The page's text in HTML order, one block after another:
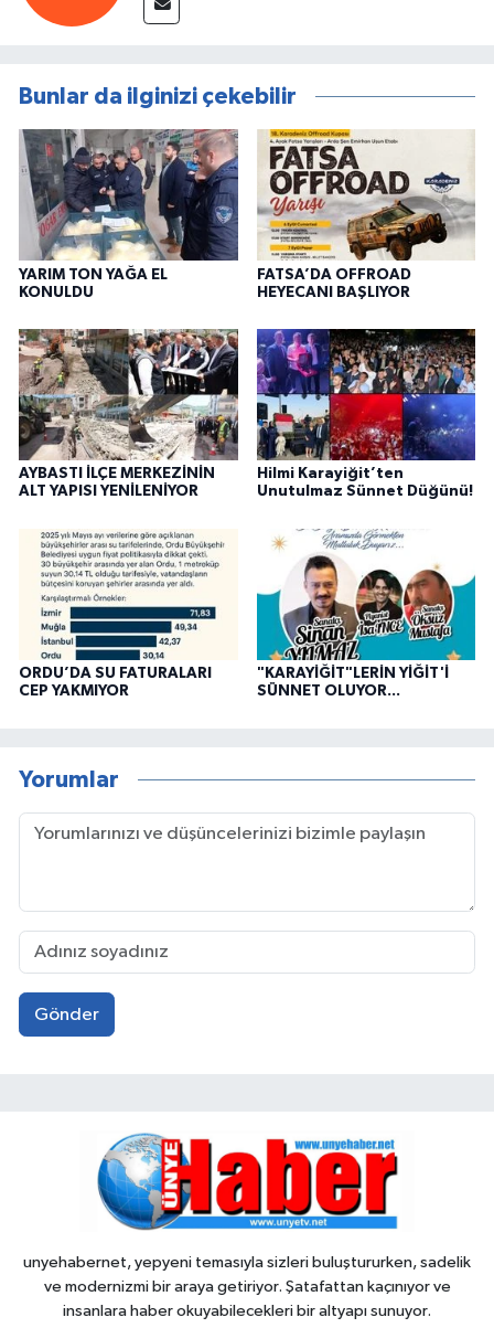
Bunlar da ilginizi çekebilir
YARIM TON YAĞA EL
KONULDU
FATSA’DA OFFROAD
HEYECANI BAŞLIYOR
AYBASTI İLÇE MERKEZİNİN
ALT YAPISI YENİLENİYOR
Hilmi Karayiğit’ten
Unutulmaz Sünnet Düğünü!
ORDU’DA SU FATURALARI
CEP YAKMIYOR
"KARAYİĞİT"LERİN YİĞİT'İ
SÜNNET OLUYOR...
Yorumlar
Gönder
unyehabernet, yepyeni temasıyla sizleri buluştururken, sadelik
ve modernizmi bir araya getiriyor. Şatafattan kaçınıyor ve
insanlara haber okuyabilecekleri bir altyapı sunuyor.